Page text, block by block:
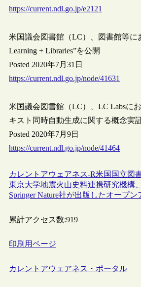
https://current.ndl.go.jp/e2121
米国議会図書館（LC）、図書館等に
Learning + Libraries”を公開
Posted 2020年7月31日
https://current.ndl.go.jp/node/41631
米国議会図書館（LC）、LC Labsに
キスト同時自動生成に関する概念実
Posted 2020年7月9日
https://current.ndl.go.jp/node/41464
カレントアウェアネス-R米国 国立図
東京大学地震火山史料連携研究機構
Springer Nature社が出版したオープ
累計アクセス数:919
印刷用ページ
カレントアウェアネス・ポータル